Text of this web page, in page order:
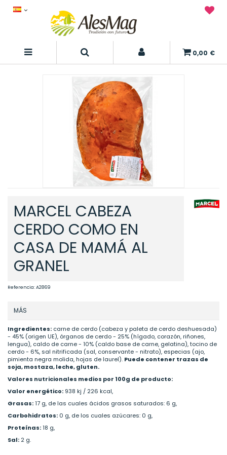
0,00 €
MARCEL CABEZA
CERDO COMO EN
CASA DE MAMÁ AL
GRANEL
Referencia:A2869
MÁS
Ingredientes: carne de cerdo (cabeza y paleta de cerdo deshuesada)
- 45% (origen UE), órganos de cerdo - 25% (hígado, corazón, riñones,
lengua), caldo de carne - 10% (caldo base de carne, gelatina), tocino de
cerdo - 6%, sal nitrificada (sal, conservante - nitrato), especias (ajo,
pimienta negra molida, hojas de laurel). Puede contener trazas de
soja, mostaza, leche, gluten.
Valores nutricionales medios por 100g de producto:
Valor energético: 938 kj / 226 kcal,
Grasas:17 g, de las cuales ácidos grasos saturados: 6 g,
Carbohidratos: 0 g, de los cuales azúcares: 0 g,
Proteínas:18 g,
Sal: 2 g.